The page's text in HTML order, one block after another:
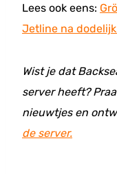
Lees ook eens:
Jetline na
Wist je dat
server heeft?
nieuwtjes en
de server.